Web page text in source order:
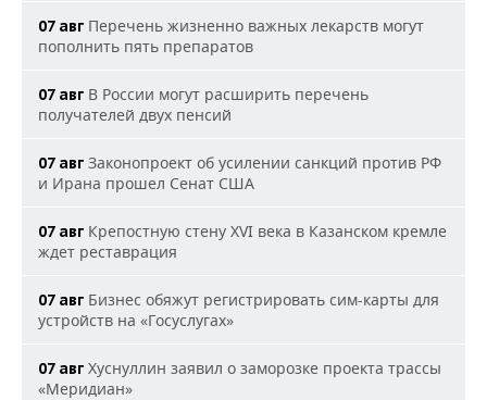
07 авг Перечень жизненно важных лекарств могут
пополнить пять препаратов
07 авг В России могут расширить перечень
получателей двух пенсий
07 авг Законопроект об усилении санкций против РФ
и Ирана прошел Сенат США
07 авг Крепостную стену XVI века в Казанском кремле
ждет реставрация
07 авг Бизнес обяжут регистрировать сим-карты для
устройств на «Госуслугах»
07 авг Хуснуллин заявил о заморозке проекта трассы
«Меридиан»